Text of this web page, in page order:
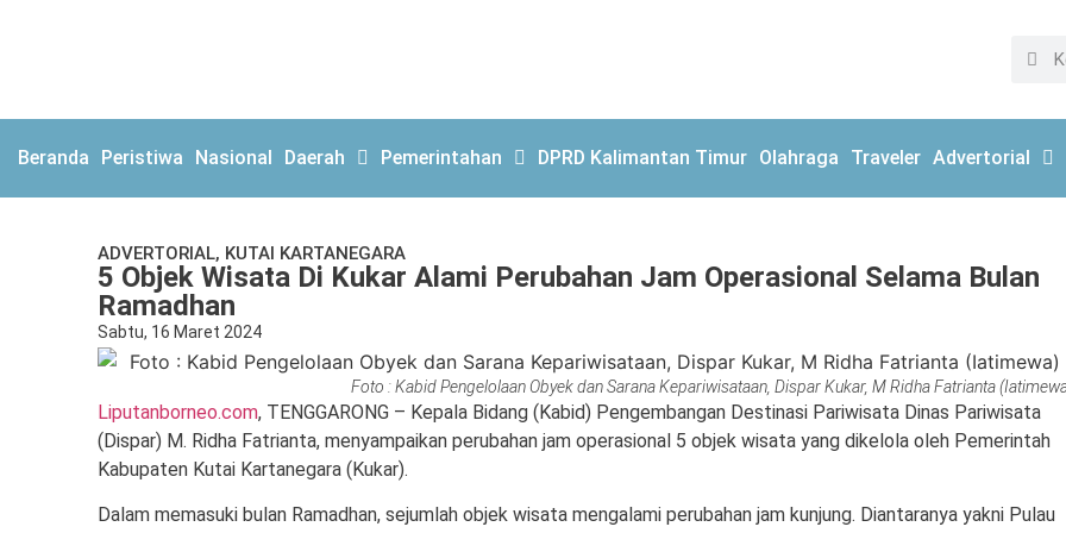
Beranda Peristiwa Nasional Daerah Pemerintahan DPRD Kalimantan Timur Olahraga Traveler Advertorial
ADVERTORIAL, KUTAI KARTANEGARA
5 Objek Wisata Di Kukar Alami Perubahan Jam Operasional Selama Bulan
Ramadhan
Sabtu, 16 Maret 2024
Foto : Kabid Pengelolaan Obyek dan Sarana Kepariwisataan, Dispar Kukar, M Ridha Fatrianta
Liputanborneo.com, TENGGARONG – Kepala Bidang (Kabid) Pengembangan Destinasi Pariwisata Dinas Pariwisata
(Dispar) M. Ridha Fatrianta, menyampaikan perubahan jam operasional 5 objek wisata yang dikelola oleh Pemerintah
Kabupaten Kutai Kartanegara (Kukar).
Dalam memasuki bulan Ramadhan, sejumlah objek wisata mengalami perubahan jam kunjung. Diantaranya yakni Pulau